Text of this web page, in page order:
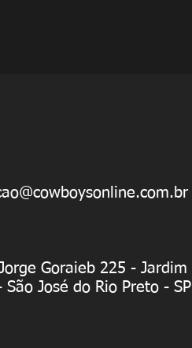
Goraieb 225 - Jardim
São José do Rio Preto - SP